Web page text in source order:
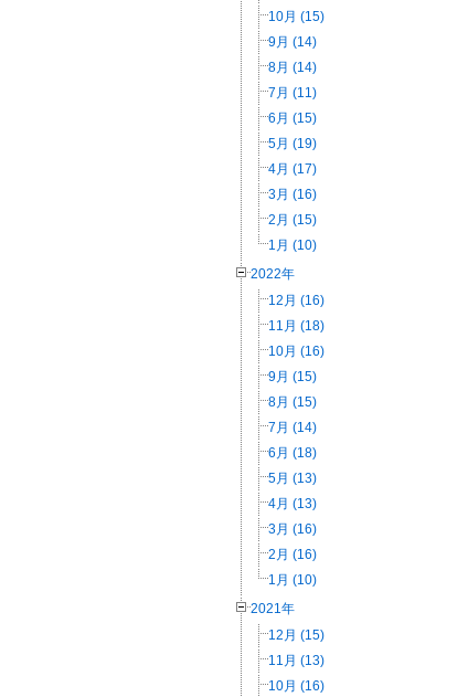
10月 (15)
9月 (14)
8月 (14)
7月 (11)
6月 (15)
5月 (19)
4月 (17)
3月 (16)
2月 (15)
1月 (10)
2022年
12月 (16)
11月 (18)
10月 (16)
9月 (15)
8月 (15)
7月 (14)
6月 (18)
5月 (13)
4月 (13)
3月 (16)
2月 (16)
1月 (10)
2021年
12月 (15)
11月 (13)
10月 (16)